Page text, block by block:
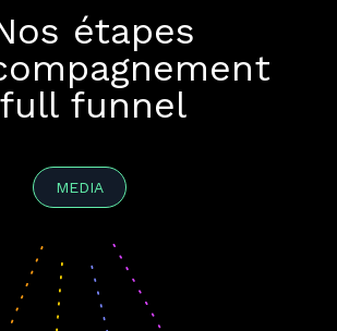
étapes
full funnel
MEDIA